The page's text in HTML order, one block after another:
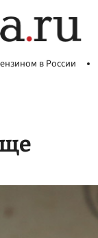
в России